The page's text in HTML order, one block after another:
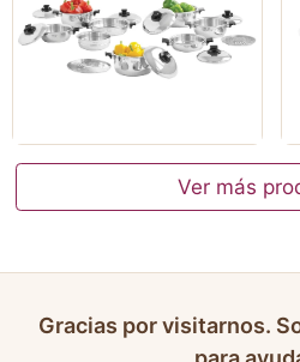
Ver más
Gracias por visitarnos.